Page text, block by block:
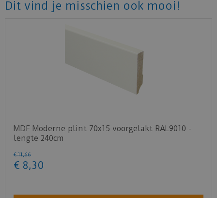
Dit vind je misschien ook mooi!
MDF Moderne plint 70x15 voorgelakt RAL9010 -
lengte 240cm
€ 11,66
€ 8,30